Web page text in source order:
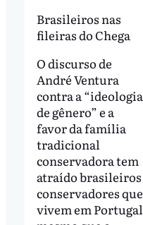
Brasileiros nas
fileiras do Chega
O discurso de
André Ventura
contra a “ideologia
de gênero” e a
favor da família
tradicional
conservadora tem
atraído brasileiros
conservadores que
vivem em Portugal